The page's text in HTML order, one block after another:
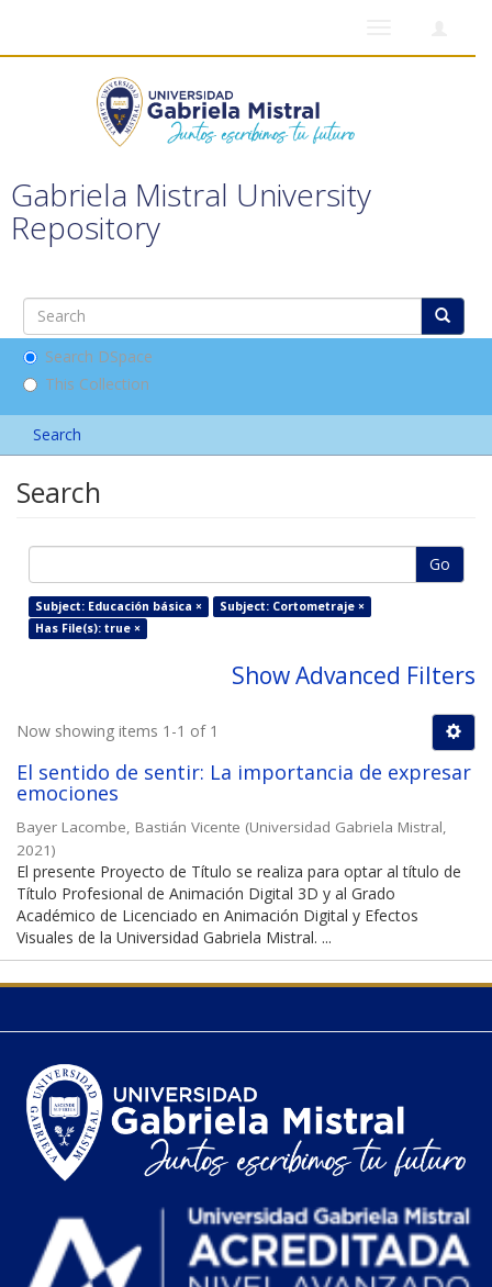
Gabriela Mistral University
Repository
Search DSpace
This Collection
Search
Search
Go
Subject: Educación básica ×
Subject: Cortometraje ×
Has File(s): true ×
Show Advanced Filters
Now showing items 1-1 of 1
El sentido de sentir: La importancia de expresar
emociones
Bayer Lacombe, Bastián Vicente (Universidad Gabriela Mistral,
2021)
El presente Proyecto de Título se realiza para optar al título de
Título Profesional de Animación Digital 3D y al Grado
Académico de Licenciado en Animación Digital y Efectos
Visuales de la Universidad Gabriela Mistral. ...